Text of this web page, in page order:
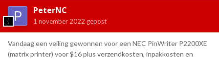
PeterNC
1 november 2022 gepost
Vandaag een veiling gewonnen voor een NEC PinWriter P2200XE
(matrix printer) voor $16 plus verzendkosten, inpakkosten en